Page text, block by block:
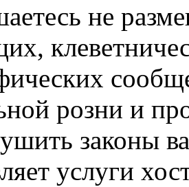
не
розни и
законы
услуги